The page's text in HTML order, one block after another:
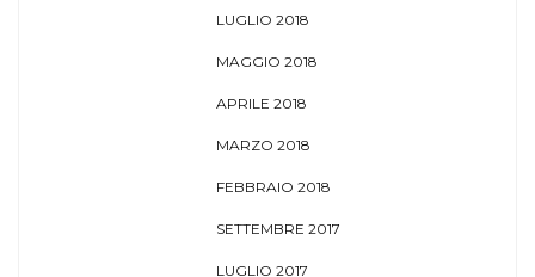
LUGLIO 2018
MAGGIO 2018
APRILE 2018
MARZO 2018
FEBBRAIO 2018
SETTEMBRE 2017
LUGLIO 2017